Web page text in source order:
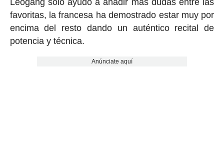
favoritas, la francesa ha demostrado estar muy por
encima del resto dando un auténtico recital de
potencia y técnica.
Anúnciate aquí